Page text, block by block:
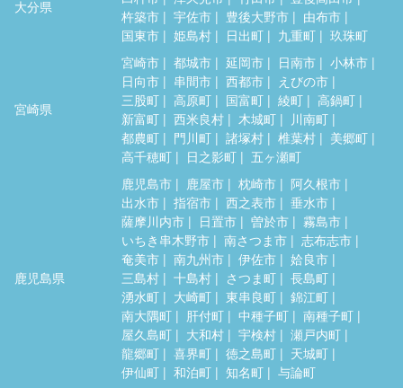
大分県
杵築市
宇佐市 豊後大野市
由布市
国東市
姫島村 日出町 九重町 玖珠町
宮崎県
宮崎市 都城市 延岡市 日南市
小林市
日向市
串間市 西都市
えびの市
三股町
高原町 国富町 綾町
高鍋町
新富町
西米良村 木城町
川南町
都農町
門川町 諸塚村 椎葉村
美郷町
高千穂町
日之影町 五ヶ瀬町
鹿児島県
鹿児島市 鹿屋市 枕崎市
阿久根市
出水市
指宿市 西之表市
垂水市
薩摩川内市
日置市 曽於市
霧島市
いちき串木野市
南さつま市
志布志市
奄美市
南九州市 伊佐市
姶良市
三島村
十島村 さつま町
長島町
湧水町
大崎町 東串良町
錦江町
南大隅町
肝付町 中種子町
南種子町
屋久島町
大和村 宇検村
瀬戸内町
龍郷町
喜界町 徳之島町
天城町
伊仙町
和泊町 知名町 与論町